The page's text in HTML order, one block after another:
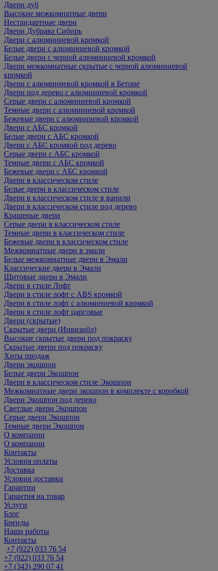
Двери дуб
Высокие межкомнатные двери
Нестандартные двери
Двери Дубрава Сибирь
Двери с алюминиевой кромкой
Белые двери с алюминиевой кромкой
Белые двери с черной алюминиевой кромкой
Двери межкомнатные скрытые с черной алюминиевой
кромкой
Двери с алюминиевой кромкой в Бетоне
Двери под дерево с алюминиевой кромкой
Серые двери с алюминиевой кромкой
Темные двери с алюминиевой кромкой
Бежевые двери с алюминиевой кромкой
Двери с АБС кромкой
Белые двери с АБС кромкой
Двери с АБС кромкой под дерево
Серые двери с АБС кромкой
Темные двери с АБС кромкой
Бежевые двери с АБС кромкой
Двери в классическом стиле
Белые двери в классическом стиле
Двери в классическом стиле в ванили
Двери в классическом стиле под дерево
Крашеные двери
Серые двери в классическом стиле
Темные двери в классическом стиле
Бежевые двери в классическом стиле
Межкомнатные двери в эмали
Белые межкомнатные двери в Эмали
Классические двери в Эмали
Щитовые двери в Эмали
Двери в стиле Лофт
Двери в стиле лофт с ABS кромкой
Двери в стиле лофт с алюминиевой кромкой
Двери в стиле лофт царговые
Двери (скрытые)
Скрытые двери (Инвизибл)
Высокие скрытые двери под покраску
Скрытые двери под покраску
Хиты продаж
Двери экошпон
Белые двери Экошпон
Двери в классическом стиле Экошпон
Межкомнатные двери экошпон в комплекте с коробкой
Двери Экошпон под дерево
Светлые двери Экошпон
Серые двери Экошпон
Темные двери Экошпон
О компании
О компании
Контакты
Условия оплаты
Доставка
Условия доставки
Гарантии
Гарантия на товар
Услуги
Блог
Бренды
Наши работы
Контакты
+7 (922) 033 76 54
+7 (922) 033 76 54
+7 (343) 290 07 41